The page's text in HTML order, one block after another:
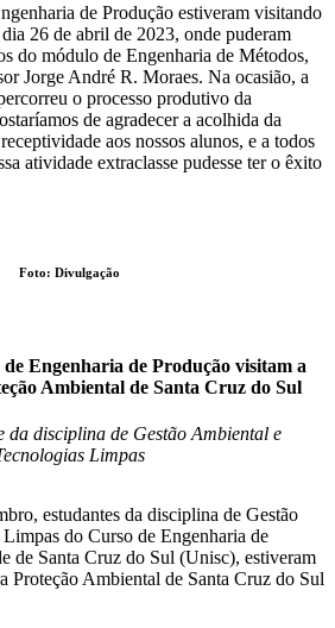
de Produção estiveram visitando
26 de abril de 2023, onde puderam
do módulo de Engenharia de Métodos,
Jorge André R. Moraes. Na ocasião, a
o processo produtivo da
de agradecer a acolhida da
aos nossos alunos, e a todos
atividade extraclasse pudesse ter o êxito
Foto: Divulgação
Engenharia de Produção visitam a
Ambiental de Santa Cruz do Sul
da disciplina de Gestão Ambiental e
Limpas
estudantes da disciplina de Gestão
do Curso de Engenharia de
de Santa Cruz do Sul (Unisc), estiveram
Proteção Ambiental de Santa Cruz do Sul